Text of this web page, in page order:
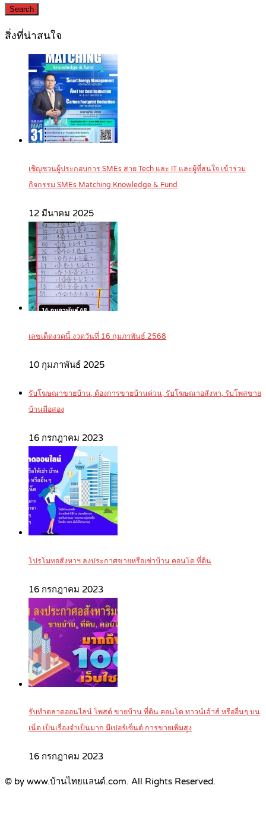
Search
สิ่งที่น่าสนใจ
เชิญชวนผู้ประกอบการ SMEs สาย Tech และ IT และผู้ที่สนใจ เข้าร่วม
กิจกรรม SMEs Matching Knowledge & Fund
12 มีนาคม 2025
เลขเด็ดงวดนี้ งวดวันที่ 16 กุมภาพันธ์ 2568
10 กุมภาพันธ์ 2025
รับโฆษณาขายบ้าน, ต้องการขายบ้านด่วน, รับโฆษณาอสังหา, รับโพสขาย
บ้านมือสอง
16 กรกฎาคม 2023
โปรโมทอสังหาฯ ลงประกาศขายหรือเช่าบ้าน คอนโด ที่ดิน
16 กรกฎาคม 2023
รับทำตลาดออนไลน์ โพสต์ ขายบ้าน ที่ดิน คอนโด ทาวน์เฮ้าส์ หรืออื่นๆ บน
เน็ต เป็นเรื่องจำเป็นมาก มีเปอร์เซ็นต์ การขายเพิ่มสูง
16 กรกฎาคม 2023
© by www.บ้านไทยแลนด์.com. All Rights Reserved.